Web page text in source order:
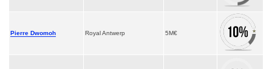
Pierre Dwomoh Royal Antwerp 5M€